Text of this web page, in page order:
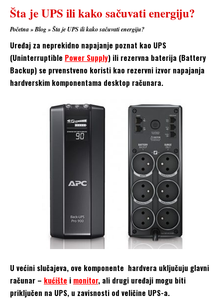
Šta je UPS ili kako sačuvati energiju?
Početna»Blog»Šta je UPS ili kako sačuvati energiju?
Uređaj za neprekidno napajanje poznat kao UPS
(Uninterruptible Power Supply) ili rezervna baterija (Battery
Backup) se prvenstveno koristi kao rezervni izvor napajanja
hardverskim komponentama desktop računara.
U većini slučajeva, ove komponente hardvera uključuju glavni
računar – kućište i monitor, ali drugi uređaji mogu biti
priključen na UPS, u zavisnosti od veličine UPS-a.